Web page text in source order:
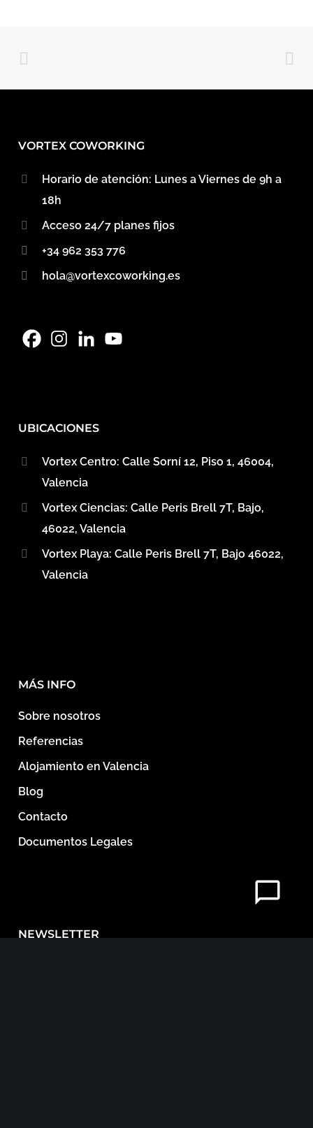
VORTEX COWORKING
Horario de atención: Lunes a Viernes de 9h a
18h
Acceso 24/7 planes fijos
+34 962 353 776
hola@vortexcoworking.es
UBICACIONES
Vortex Centro: Calle Sorní 12, Piso 1, 46004,
Valencia
Vortex Ciencias: Calle Peris Brell 7T, Bajo,
46022, Valencia
Vortex Playa: Calle Peris Brell 7T, Bajo 46022,
Valencia
MÁS INFO
Sobre nosotros
Referencias
Alojamiento en Valencia
Blog
Contacto
Documentos Legales
NEWSLETTER